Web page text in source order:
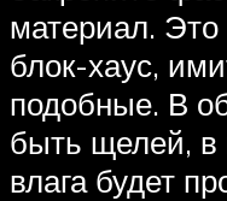
материал.
блок-хаус,
подобные. В
быть щелей, в
влага будет